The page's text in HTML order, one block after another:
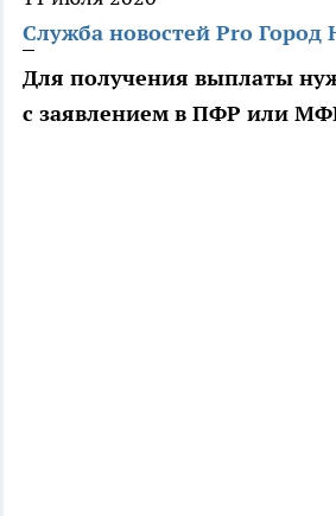
Служба новостей Pro Город
Для получения выплаты
с заявлением в ПФР или